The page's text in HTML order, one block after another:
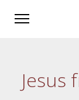
Jesus